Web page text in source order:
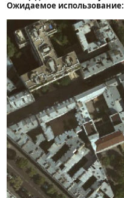
Ожидаемое использование: